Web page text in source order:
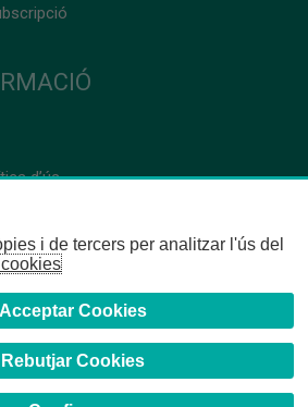
d’ús
i de tercers per analitzar l'ús del
Acceptar Cookies
Rebutjar Cookies